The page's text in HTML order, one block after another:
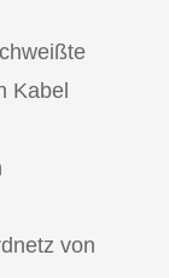
Kabel
von